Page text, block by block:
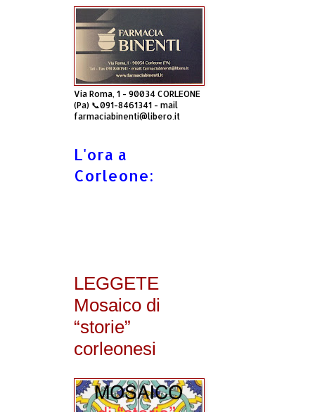
Via Roma, 1 - 90034 CORLEONE
(Pa) 📞091-8461341 - mail
farmaciabinenti@libero.it
L'ora a
Corleone:
LEGGETE
Mosaico di
“storie”
corleonesi